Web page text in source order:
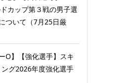
カップ第３戦の男子選
ついて（7月25日厳
O】【強化選手】スキ
グ2026年度強化選手